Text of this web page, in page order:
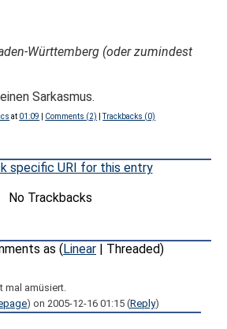
Württemberg (oder zumindest
Sarkasmus.
at 01:09 Comments (2) |Trackbacks (0)
specific URI for this entry
No Trackbacks
as (Linear | Threaded)
mal amüsiert.
) on 2005-12-16 01:15 (Reply)